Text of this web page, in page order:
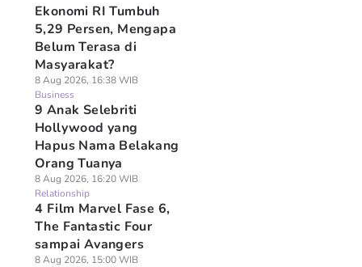
Ekonomi RI Tumbuh
5,29 Persen, Mengapa
Belum Terasa di
Masyarakat?
8 Aug 2026, 16:38 WIB
Business
9 Anak Selebriti
Hollywood yang
Hapus Nama Belakang
Orang Tuanya
8 Aug 2026, 16:20 WIB
Relationship
4 Film Marvel Fase 6,
The Fantastic Four
sampai Avangers
8 Aug 2026, 15:00 WIB